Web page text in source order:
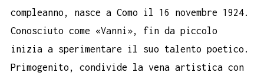
compleanno, nasce a Como il 16 novembre 1924.
Conosciuto come «Vanni», fin da piccolo
inizia a sperimentare il suo talento poetico.
Primogenito, condivide la vena artistica con